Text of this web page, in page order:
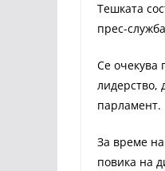
Тешката
прес-
Се очекува
лидерство,
парламент.
За време на
повика на